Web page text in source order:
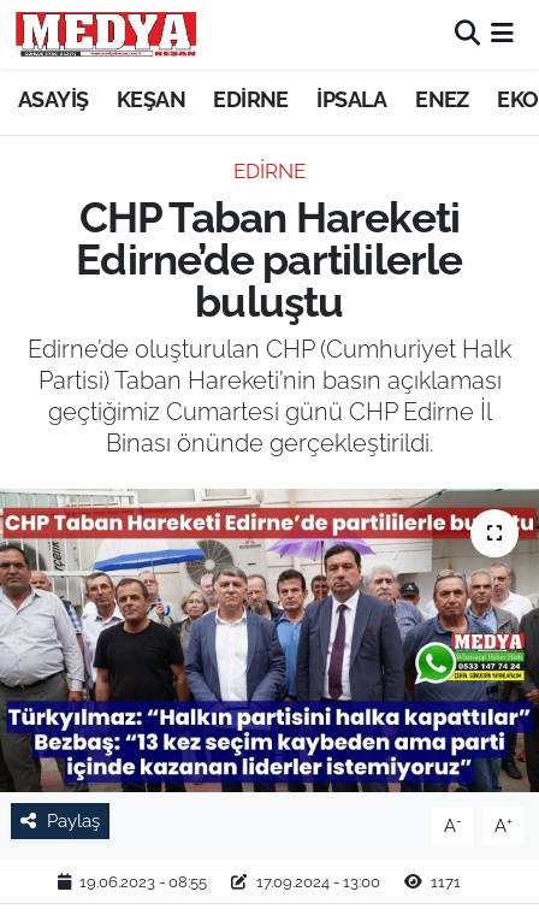
ASAYİŞ KEŞAN EDİRNE İPSALA ENEZ
EDİRNE
CHP Taban Hareketi
Edirne’de partililerle
buluştu
Edirne’de oluşturulan CHP (Cumhuriyet Halk
Partisi) Taban Hareketi’nin basın açıklaması
geçtiğimiz Cumartesi günü CHP Edirne İl
Binası önünde gerçekleştirildi.
Paylaş A- A+
19.06.2023 - 08:55 17.09.2024 - 13:00 1171
KEŞAN
ASAYİŞ
SİYASET
GÜNDEM
EKONOMİ
EĞİTİM
TARIM VE HAYVANCILIK
KÜLTÜR SANAT
RESMİ İLAN
SPOR
YAŞAM
EDİRNE